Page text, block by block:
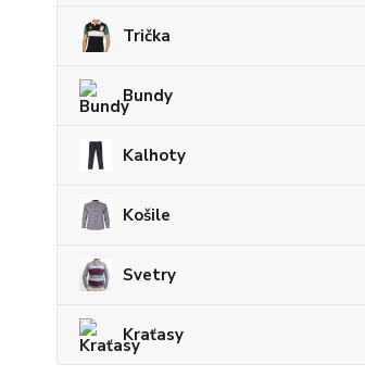
Trička
Bundy
Kalhoty
Košile
Svetry
Kraťasy